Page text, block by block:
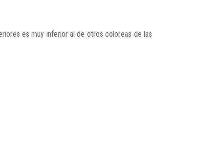
es muy inferior al de otros coloreas de las